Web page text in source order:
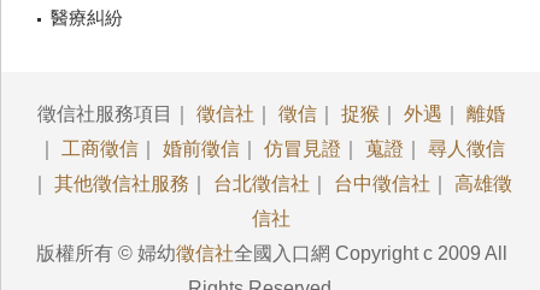
醫療糾紛
徵信社服務項目｜ 徵信社 徵信 捉猴 外遇
離婚
工商徵信 婚前徵信 仿冒見證 蒐證
尋人徵信
其他徵信社服務 台北徵信社 台中徵信社
高雄徵
信社
版權所有 © 婦幼徵信社全國入口網 Copyright c 2009 All